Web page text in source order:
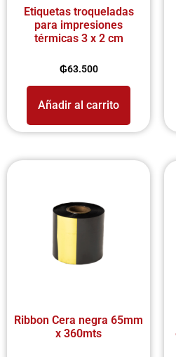
Etiquetas troqueladas
para impresiones
térmicas 3 x 2 cm
₲63.500
Añadir al carrito
Ribbon Cera negra 65mm
x 360mts